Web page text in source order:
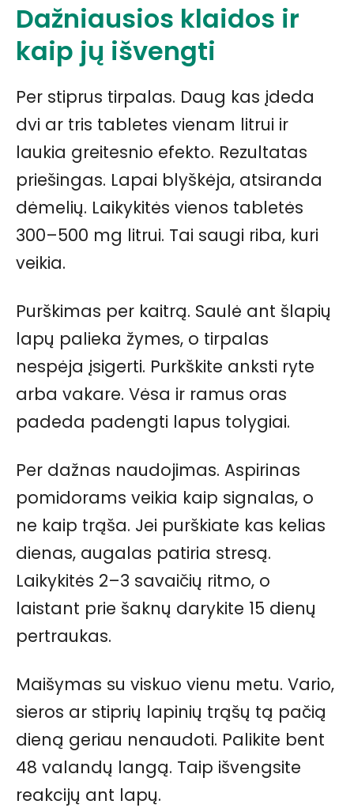
Dažniausios klaidos ir
kaip jų išvengti
Per stiprus tirpalas. Daug kas įdeda
dvi ar tris tabletes vienam litrui ir
laukia greitesnio efekto. Rezultatas
priešingas. Lapai blyškėja, atsiranda
dėmelių. Laikykitės vienos tabletės
300–500 mg litrui. Tai saugi riba, kuri
veikia.
Purškimas per kaitrą. Saulė ant šlapių
lapų palieka žymes, o tirpalas
nespėja įsigerti. Purkškite anksti ryte
arba vakare. Vėsa ir ramus oras
padeda padengti lapus tolygiai.
Per dažnas naudojimas. Aspirinas
pomidorams veikia kaip signalas, o
ne kaip trąša. Jei purškiate kas kelias
dienas, augalas patiria stresą.
Laikykitės 2–3 savaičių ritmo, o
laistant prie šaknų darykite 15 dienų
pertraukas.
Maišymas su viskuo vienu metu. Vario,
sieros ar stiprių lapinių trąšų tą pačią
dieną geriau nenaudoti. Palikite bent
48 valandų langą. Taip išvengsite
reakcijų ant lapų.